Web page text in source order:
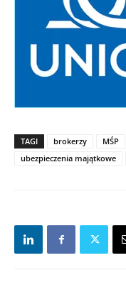
TAGI brokerzy MŚP
ubezpieczenia majątkowe